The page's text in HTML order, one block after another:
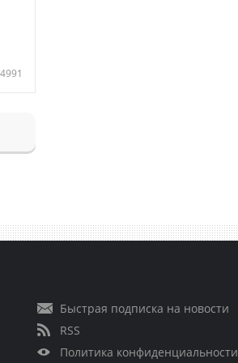
4991
Быстрая подписка на новости
RSS
Политика конфиденциальности